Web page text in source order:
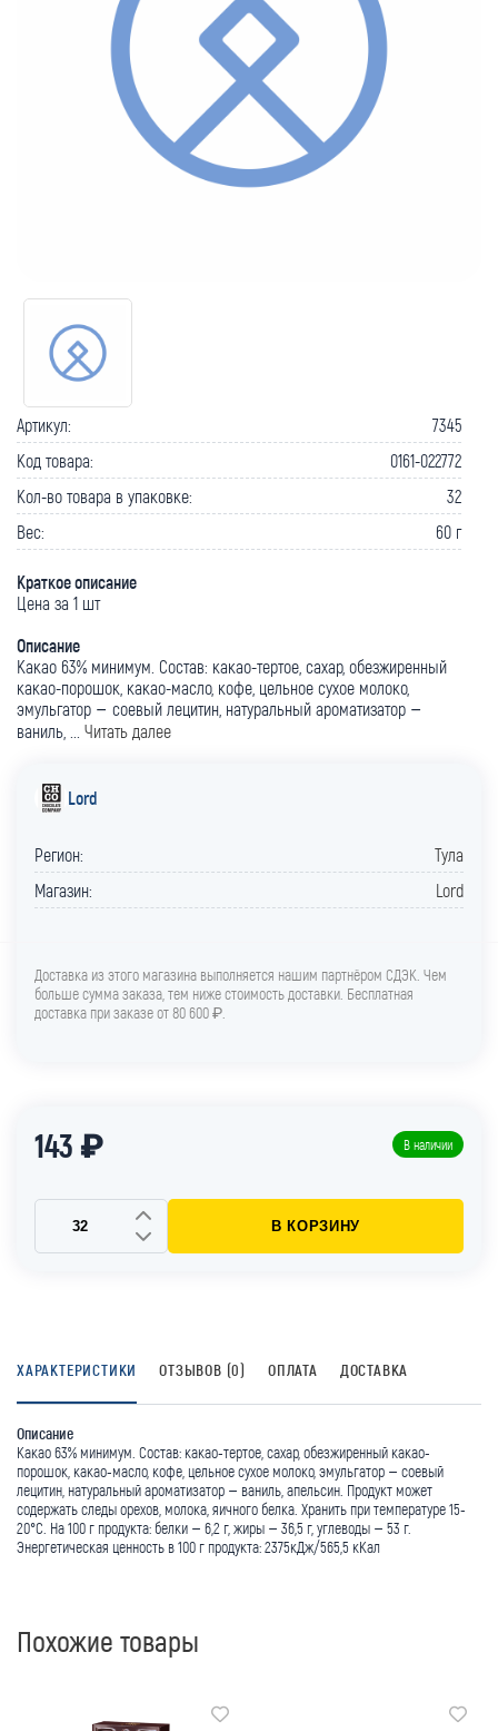
Артикул:
7345
Код товара:
0161-022772
Кол-во товара в упаковке:
32
Вес:
60 г
Краткое описание
Цена за 1 шт
Описание
Какао 63% минимум. Состав: какао-тертое, сахар, обезжиренный
какао-порошок, какао-масло, кофе, цельное сухое молоко,
эмульгатор – соевый лецитин, натуральный ароматизатор –
ваниль, ... Читать далее
Lord
Регион:
Тула
Магазин:
Lord
Доставка из этого магазина выполняется нашим партнёром СДЭК. Чем
больше сумма заказа, тем ниже стоимость доставки. Бесплатная
доставка при заказе от 80 600 ₽.
143 ₽ В наличии
В КОРЗИНУ
ХАРАКТЕРИСТИКИ ОТЗЫВОВ (0) ОПЛАТА ДОСТАВКА
Описание
Какао 63% минимум. Состав: какао-тертое, сахар, обезжиренный какао-
порошок, какао-масло, кофе, цельное сухое молоко, эмульгатор – соевый
лецитин, натуральный ароматизатор – ваниль, апельсин. Продукт может
содержать следы орехов, молока, яичного белка. Хранить при температуре 15-
20°С. На 100 г продукта: белки – 6,2 г, жиры – 36,5 г, углеводы – 53 г.
Энергетическая ценность в 100 г продукта: 2375кДж/565,5 кКал
Похожие товары